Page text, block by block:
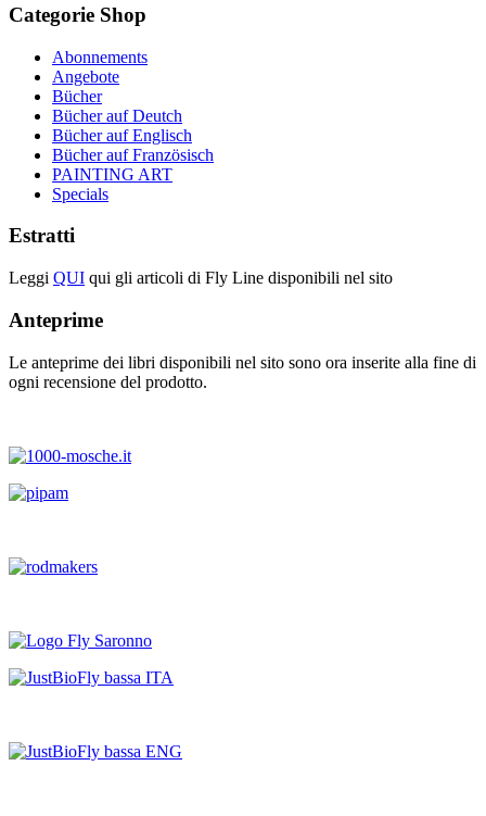
Categorie Shop
Abonnements
Angebote
Bücher
Bücher auf Deutch
Bücher auf Englisch
Bücher auf Französisch
PAINTING ART
Specials
Estratti
Leggi QUI qui gli articoli di Fly Line disponibili nel sito
Anteprime
Le anteprime dei libri disponibili nel sito sono ora inserite alla fine di
ogni recensione del prodotto.